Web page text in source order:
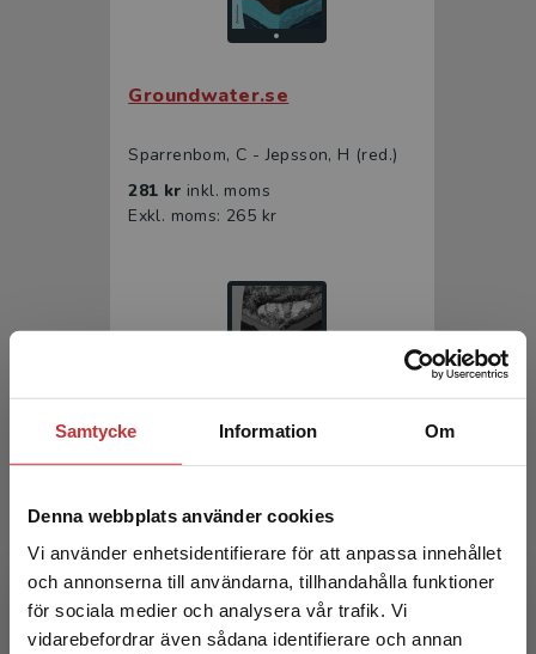
Samtycke Information Om
Denna webbplats använder cookies
Vi använder enhetsidentifierare för att anpassa innehållet
och annonserna till användarna, tillhandahålla funktioner
för sociala medier och analysera vår trafik. Vi
vidarebefordrar även sådana identifierare och annan
Begränsad fraktregion
Groundwater.se
Sparrenbom, C - Jepsson, H (red.)
281 kr inkl. moms
Exkl. moms: 265 kr
Sparrenbom, C - Jeppsson, H (red.)